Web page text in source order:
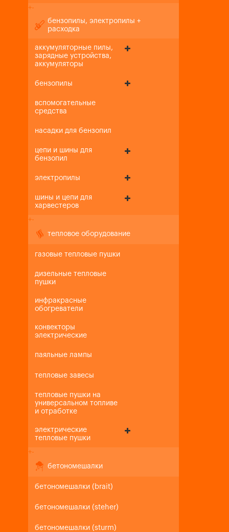
+-
бензопилы, электропилы +
расходка
аккумуляторные пилы,
зарядные устройства,
аккумуляторы
бензопилы
вспомогательные
средства
насадки для бензопил
цепи и шины для
бензопил
электропилы
шины и цепи для
харвестеров
+-
тепловое оборудование
газовые тепловые пушки
дизельные тепловые
пушки
инфракрасные
обогреватели
конвекторы
электрические
паяльные лампы
тепловые завесы
тепловые пушки на
универсальном топливе
и отработке
электрические
тепловые пушки
+-
бетономешалки
бетономешалки (brait)
бетономешалки (steher)
бетономешалки (sturm)